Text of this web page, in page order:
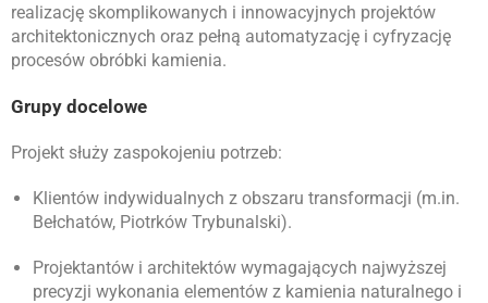
realizację skomplikowanych i innowacyjnych projektów
architektonicznych oraz pełną automatyzację i cyfryzację
procesów obróbki kamienia.
Grupy docelowe
Projekt służy zaspokojeniu potrzeb:
Klientów indywidualnych z obszaru transformacji (m.in.
Bełchatów, Piotrków Trybunalski).
Projektantów i architektów wymagających najwyższej
precyzji wykonania elementów z kamienia naturalnego i